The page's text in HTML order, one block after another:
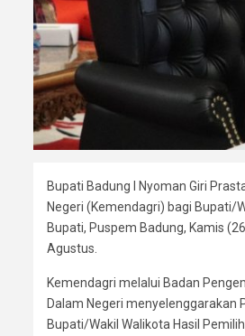
Bupati Badung I Nyoman Giri
Negeri (Kemendagri) bagi Bupati/
Bupati, Puspem Badung, Kamis
Agustus.
Kemendagri melalui Badan
Dalam Negeri menyelenggarakan
Bupati/Wakil Walikota Hasil